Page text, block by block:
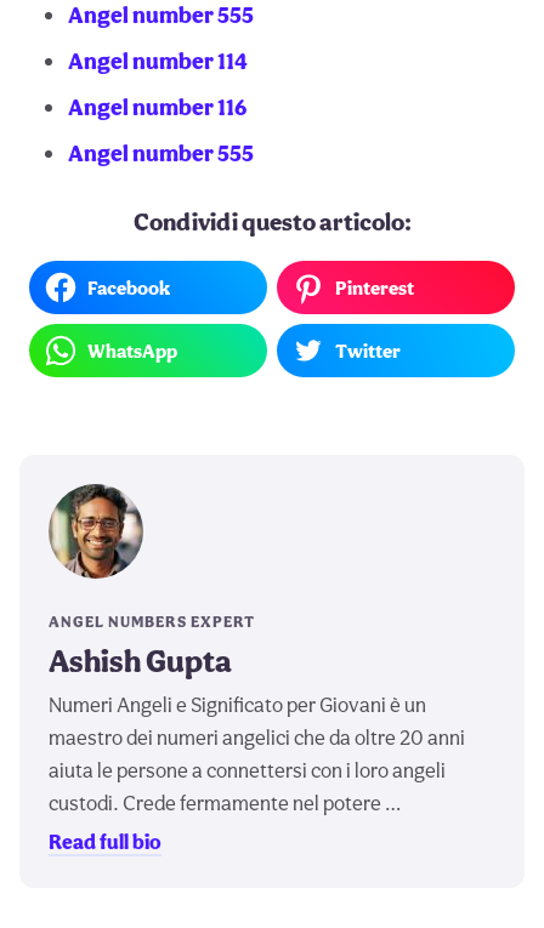
Angel number 555
Angel number 114
Angel number 116
Angel number 555
Condividi questo articolo:
Facebook Pinterest
WhatsApp Twitter
ANGEL NUMBERS EXPERT
Ashish Gupta
Numeri Angeli e Significato per Giovani è un
maestro dei numeri angelici che da oltre 20 anni
aiuta le persone a connettersi con i loro angeli
custodi. Crede fermamente nel potere …
Read full bio